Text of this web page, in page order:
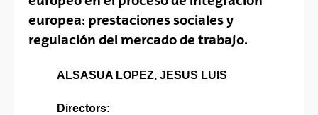
europea: prestaciones sociales y
regulación del mercado de trabajo.
ALSASUA LOPEZ, JESUS LUIS
Directors: